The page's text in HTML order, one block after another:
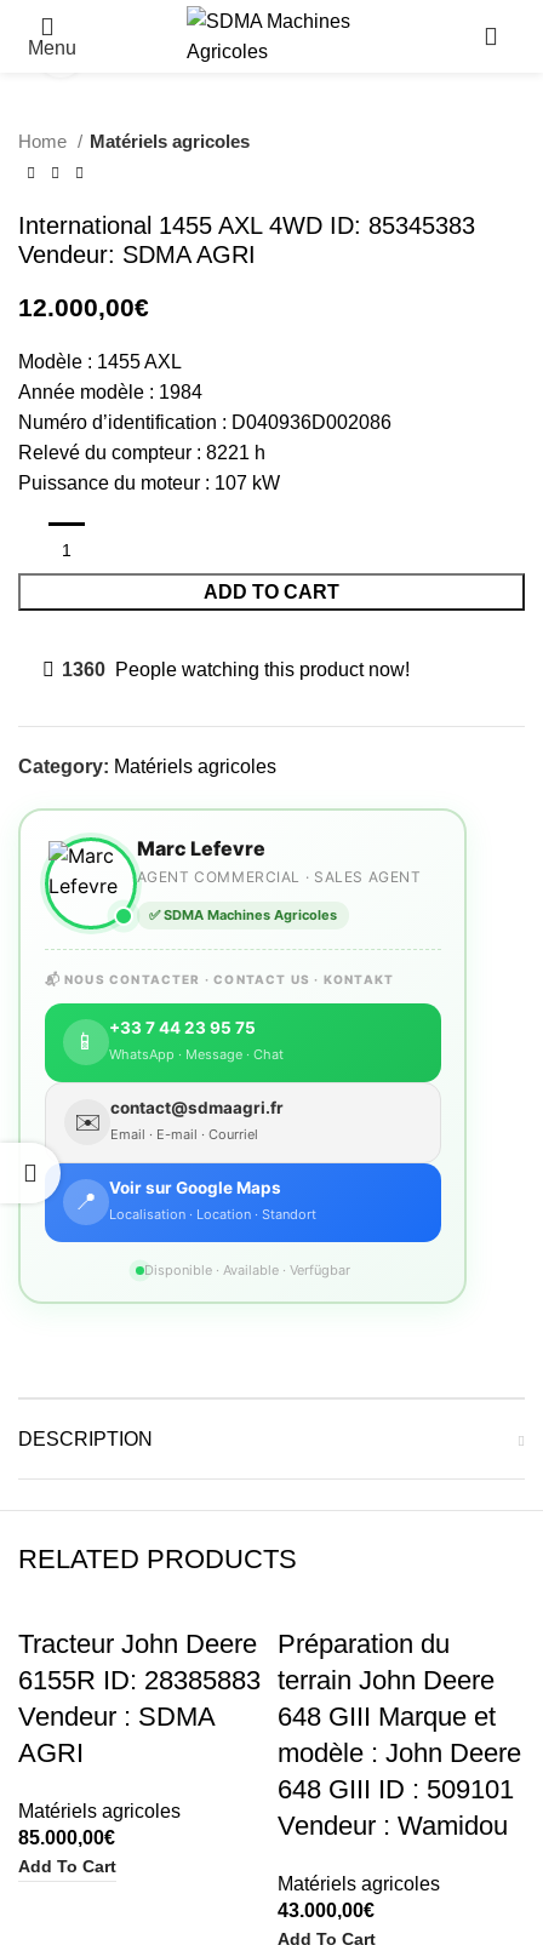
Menu Click to enlarge
Home Matériels agricoles
International 1455 AXL 4WD ID: 85345383
Vendeur: SDMA AGRI
12.000,00€
Modèle : 1455 AXL
Année modèle : 1984
Numéro d’identification : D040936D002086
Relevé du compteur : 8221 h
Puissance du moteur : 107 kW
ADD TO CART
1360 People watching this product now!
Category: Matériels agricoles
Marc Lefevre
AGENT COMMERCIAL · SALES AGENT
✅ SDMA Machines Agricoles
📬 NOUS CONTACTER · CONTACT US · KONTAKT
📱
+33 7 44 23 95 75
WhatsApp · Message · Chat
✉️
contact@sdmaagri.fr
Email · E-mail · Courriel
📍
Voir sur Google Maps
Localisation · Location · Standort
Disponible · Available · Verfügbar
DESCRIPTION
RELATED PRODUCTS
HOT
Tracteur John Deere
6155R ID: 28385883
Vendeur : SDMA
AGRI
Matériels agricoles
85.000,00€
Add To Cart
Préparation du
terrain John Deere
648 GIII Marque et
modèle : John Deere
648 GIII ID : 509101
Vendeur : Wamidou
Matériels agricoles
43.000,00€
Add To Cart